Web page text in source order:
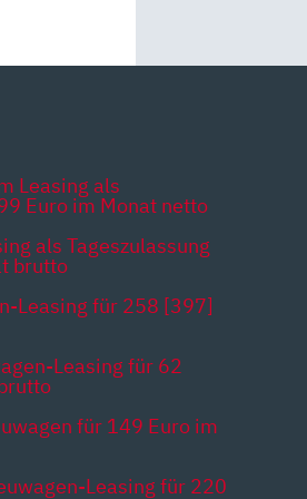
Leasing als
Euro im Monat netto
als Tageszulassung
brutto
Leasing für 258 [397]
Leasing für 62
für 149 Euro im
Leasing für 220